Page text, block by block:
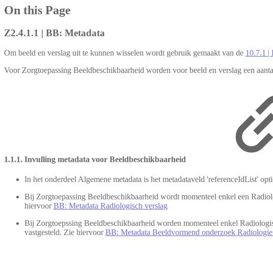
On this Page
Z2.4.1.1 | BB: Metadata
Om beeld en verslag uit te kunnen wisselen wordt gebruik gemaakt van de 10.7.1 |
Voor Zorgtoepassing Beeldbeschikbaarheid worden voor beeld en verslag een
1.1.1. Invulling metadata voor Beeldbeschikbaarheid
In het onderdeel Algemene metadata is het metadataveld 'referenceIdList'
Bij Zorgtoepassing Beeldbeschikbaarheid wordt momenteel enkel een
hiervoorBB: Metadata Radiologisch verslag
Bij Zorgtoepssing Beeldbeschikbaarheid worden momenteel enkel
vastgesteld. Zie hiervoorBB: Metadata Beeldvormend onderzoek